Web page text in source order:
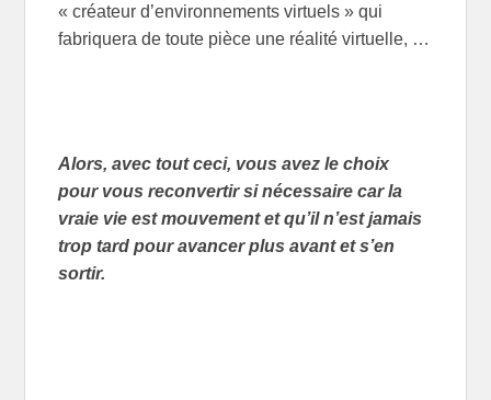
« créateur d’environnements virtuels » qui
fabriquera de toute pièce une réalité virtuelle, …
Alors, avec tout ceci, vous avez le choix
pour vous reconvertir si nécessaire car la
vraie vie est mouvement et qu’il n’est jamais
trop tard pour avancer plus avant et s’en
sortir.